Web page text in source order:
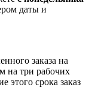
даты и
заказа на
на три рабочих
этого срока заказ